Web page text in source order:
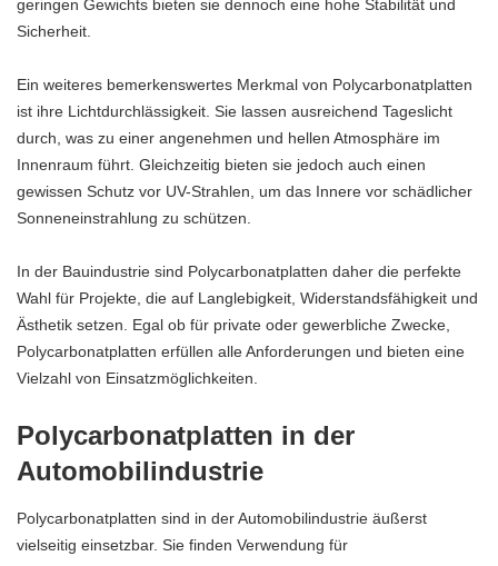
geringen Gewichts bieten sie dennoch eine hohe Stabilität und
Sicherheit.
Ein weiteres bemerkenswertes Merkmal von Polycarbonatplatten
ist ihre Lichtdurchlässigkeit. Sie lassen ausreichend Tageslicht
durch, was zu einer angenehmen und hellen Atmosphäre im
Innenraum führt. Gleichzeitig bieten sie jedoch auch einen
gewissen Schutz vor UV-Strahlen, um das Innere vor schädlicher
Sonneneinstrahlung zu schützen.
In der Bauindustrie sind Polycarbonatplatten daher die perfekte
Wahl für Projekte, die auf Langlebigkeit, Widerstandsfähigkeit und
Ästhetik setzen. Egal ob für private oder gewerbliche Zwecke,
Polycarbonatplatten erfüllen alle Anforderungen und bieten eine
Vielzahl von Einsatzmöglichkeiten.
Polycarbonatplatten in der
Automobilindustrie
Polycarbonatplatten sind in der Automobilindustrie äußerst
vielseitig einsetzbar. Sie finden Verwendung für